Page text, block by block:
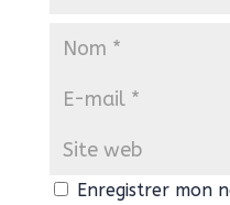
Enregistrer mon